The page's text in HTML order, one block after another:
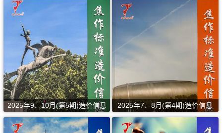
2025年9、10月(第5期)造价信息 2025年7、8月(第4期)造价信息